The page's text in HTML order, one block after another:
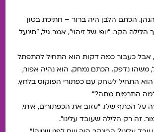
הכתם הלבן היה ברור – חתיכת בטון
הקר. "יופי של זיהוי", אמר גיל, "תינעל
אבל כעבור כמה דקות הוא התחיל להתפתל
משהו נדפק. הכתם נמחק. הוא נהיה אפור,
הוא התחיל לשחק עם כפתורי הפוקוס בלחץ.
התרמית מתה?"
על הכתף שלו. "עזוב את הכפתורים, איתי.
זה רק הלילה שעובד עלינו".